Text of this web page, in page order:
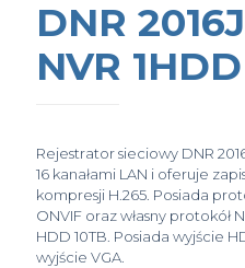
DNR
NVR 1HDD
Rejestrator sieciowy DNR
16 kanałami LAN i oferuje
kompresji H.265. Posiada
ONVIF oraz własny protokół
HDD 10TB. Posiada wyjście
wyjście VGA.